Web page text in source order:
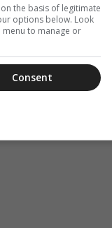
the basis of legitimate
options below. Look
to manage or
Consent